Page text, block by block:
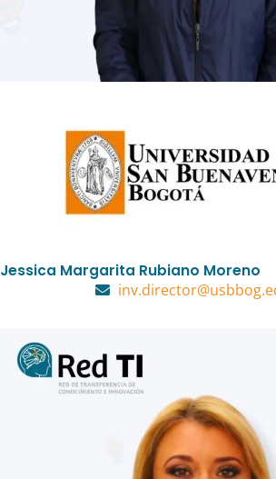
Jessica Margarita Rubiano Moreno